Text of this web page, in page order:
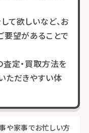
て欲しいなど、お
要望があることで
定・買取方法を
ただきやすい体
や家事でお忙しい方